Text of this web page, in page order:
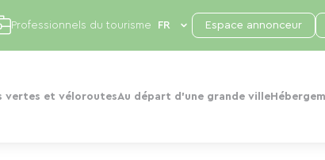
vertes et véloroutesAu départ d'une grande ville
Professionnels du tourisme Espace annonceur